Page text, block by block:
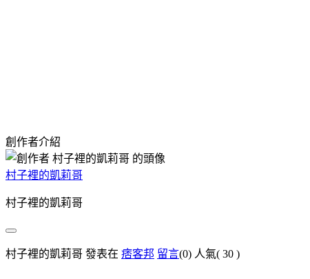
創作者介紹
村子裡的凱莉哥
村子裡的凱莉哥
村子裡的凱莉哥 發表在 痞客邦 留言(0) 人氣( 30 )